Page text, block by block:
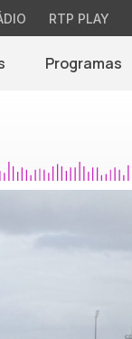
RTP PLAY
Programas